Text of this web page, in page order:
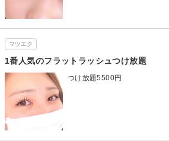
マツエク
1番人気のフラットラッシュつけ放題
つけ放題5500円